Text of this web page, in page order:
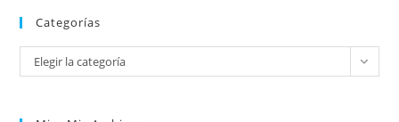
Categorías
Categorías
Elegir la categoría